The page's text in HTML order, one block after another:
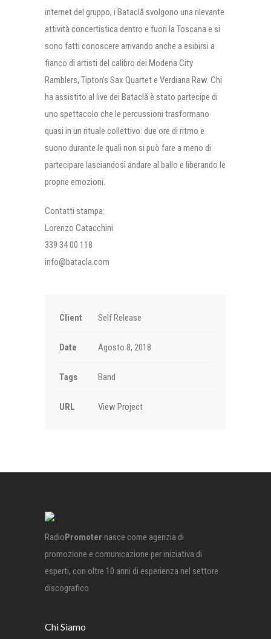
internet del gruppo, i Bataclã svolgono una rilevante
attività concertistica dentro e fuori la Toscana e si
sono fatti conoscere arrivando anche a esibirsi a
fianco di artisti del calibro dei Modena City
Ramblers, Tipton’s Sax Quartet e Verdiana Raw. Chi
ha assistito al live dei Bataclã è stato partecipe di
uno spettacolo che le percussioni trasformano
quasi in un rituale collettivo: due ore di ritmo e
suono durante le quali non si può fare a meno di
partecipare lasciandosi andare al ballo e liberando le
proprie emozioni.
Contatti stampa:
Lorenzo Catacchini
339 34 00 118
info@batacla.com
Client Self Release
Date Agosto 8, 2018
Tags Band
URL View Project
RadioPromoter nasce come agenzia di
promozione e comunicazione per iniziativa di
esperti, con oltre 10 anni di esperienza nel settore
discografico.
Chi Siamo